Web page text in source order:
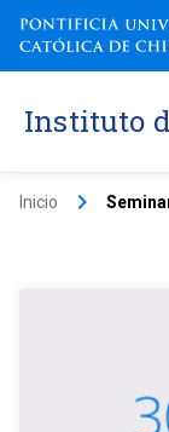
Instituto
Inicio keyboard_arrow_right